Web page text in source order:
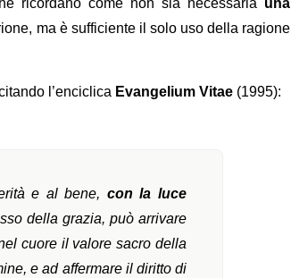
ricordano come non sia necessaria una
ma è sufficiente il solo uso della ragione
l’enciclica Evangelium Vitae (1995):
e al bene, con la luce
della grazia, può arrivare
cuore il valore sacro della
e ad affermare il diritto di